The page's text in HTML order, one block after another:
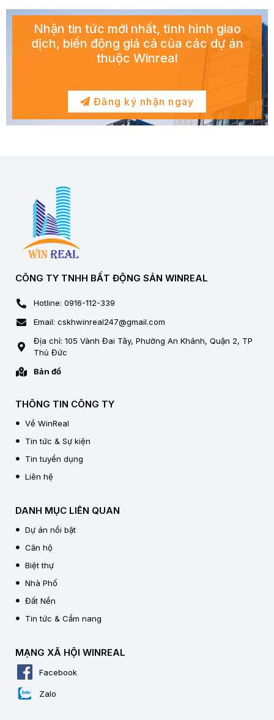
Nhận tin tức mới nhất, tình hình giao
dịch, biến động giá cả của các dự án
thuộc Winreal
Đăng ký nhận ngay
CÔNG TY TNHH BẤT ĐỘNG SẢN WINREAL
Hotline: 0916-112-339
Email: cskhwinreal247@gmail.com
Địa chỉ: 105 Vành Đai Tây, Phường An Khánh, Quận 2, TP
Thủ Đức
Bản đồ
THÔNG TIN CÔNG TY
Về WinReal
Tin tức & Sự kiện
Tin tuyển dụng
Liên hệ
DANH MỤC LIÊN QUAN
Dự án nổi bật
Căn hộ
Biệt thự
Nhà Phố
Đất Nền
Tin tức & Cẩm nang
MẠNG XÃ HỘI WINREAL
Facebook
Zalo